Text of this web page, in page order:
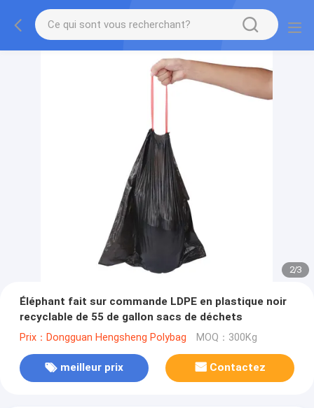
2/3
Éléphant fait sur commande LDPE en plastique noir
recyclable de 55 de gallon sacs de déchets
Prix：Dongguan Hengsheng Polybag MOQ：300Kg
meilleur prix Contactez